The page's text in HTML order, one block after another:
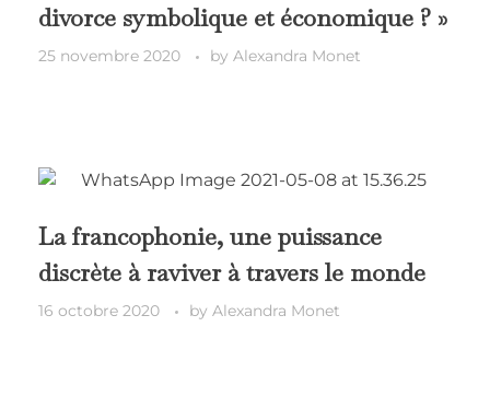
divorce symbolique et économique ? »
25 novembre 2020 by Alexandra Monet
La francophonie, une puissance
discrète à raviver à travers le monde
16 octobre 2020 by Alexandra Monet